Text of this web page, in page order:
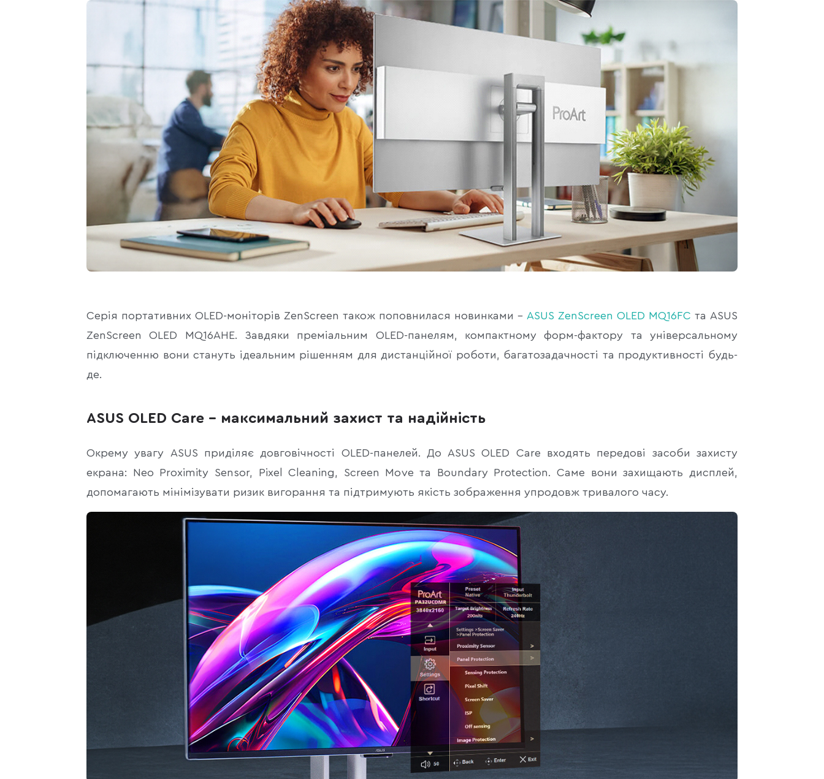
Серія портативних OLED-моніторів ZenScreen також поповнилася новинками – ASUS ZenScreen OLED MQ16FC та ASUS
ZenScreen OLED MQ16AHE. Завдяки преміальним OLED-панелям, компактному форм-фактору та універсальному
підключенню вони стануть ідеальним рішенням для дистанційної роботи, багатозадачності та продуктивності будь-
де.
ASUS OLED Care – максимальний захист та надійність
Окрему увагу ASUS приділяє довговічності OLED-панелей. До ASUS OLED Care входять передові засоби захисту
екрана: Neo Proximity Sensor, Pixel Cleaning, Screen Move та Boundary Protection. Саме вони захищають дисплей,
допомагають мінімізувати ризик вигорання та підтримують якість зображення упродовж тривалого часу.